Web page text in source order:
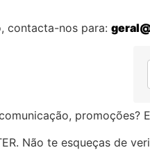
contacta-nos para:
promoções?
Não te esqueças de